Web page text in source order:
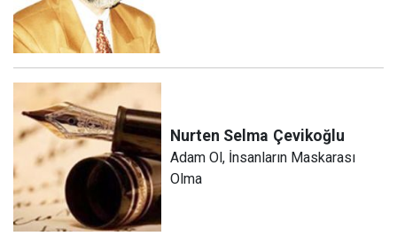
Nurten Selma Çevikoğlu
Adam Ol, İnsanların Maskarası
Olma